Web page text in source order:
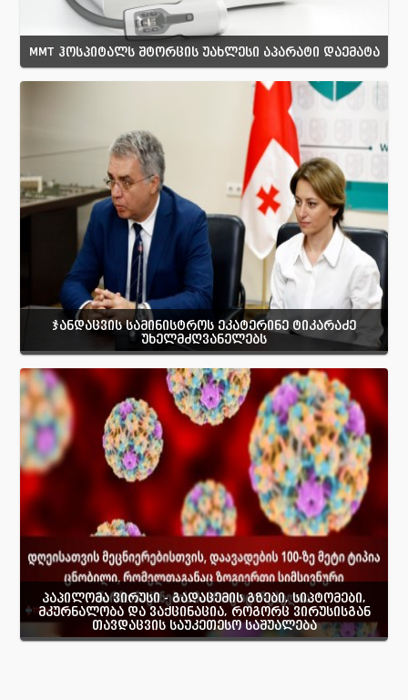
MMT ჰოსპიტალს შტორცის უახლესი აპარატი დაემატა
ჯანდაცვის სამინისტროს ეკატერინე ტიკარაძე
უხელმძღვანელებს
პაპილომა ვირუსი - გადაცემის გზები, სიპტომები,
მკურნალობა და ვაქცინაცია, როგორც ვირუსისგან
თავდაცვის საუკეთესო საშუალება